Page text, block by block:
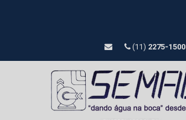
(11) 2275-1500